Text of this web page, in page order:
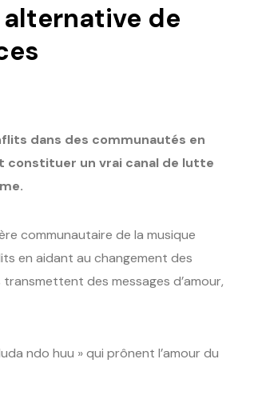
alternative de
dans des communautés en
constituer un vrai canal de lutte
communautaire de la musique
en aidant au changement des
des messages d’amour,
ndo huu » qui prônent l’amour du